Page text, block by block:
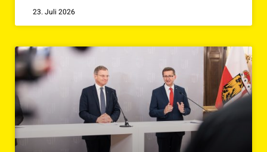
23. Juli 2026